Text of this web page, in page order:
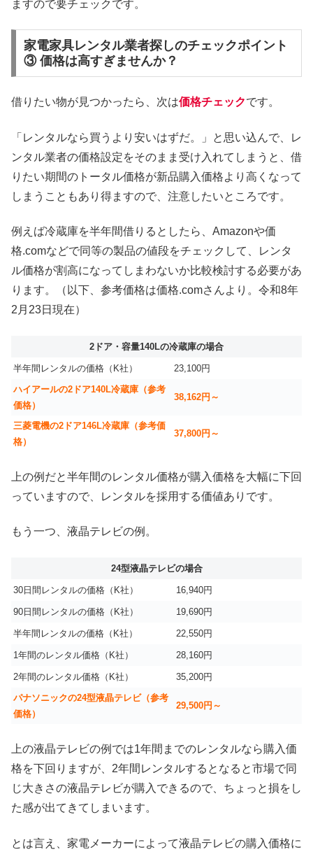
ますので要チェックです。
家電家具レンタル業者探しのチェックポイント
③ 価格は高すぎませんか？
借りたい物が見つかったら、次は価格チェックです。
「レンタルなら買うより安いはずだ。」と思い込んで、レ
ンタル業者の価格設定をそのまま受け入れてしまうと、借
りたい期間のトータル価格が新品購入価格より高くなって
しまうこともあり得ますので、注意したいところです。
例えば冷蔵庫を半年間借りるとしたら、Amazonや価
格.comなどで同等の製品の値段をチェックして、レンタ
ル価格が割高になってしまわないか比較検討する必要があ
ります。（以下、参考価格は価格.comさんより。令和8年
2月23日現在）
2ドア・容量140Lの冷蔵庫の場合
半年間レンタルの価格（K社）
23,100円
ハイアールの2ドア140L冷蔵庫（参考
価格）
38,162円～
三菱電機の2ドア146L冷蔵庫（参考価
格）
37,800円～
上の例だと半年間のレンタル価格が購入価格を大幅に下回
っていますので、レンタルを採用する価値ありです。
もう一つ、液晶テレビの例。
24型液晶テレビの場合
30日間レンタルの価格（K社） 16,940円
90日間レンタルの価格（K社） 19,690円
半年間レンタルの価格（K社） 22,550円
1年間のレンタル価格（K社） 28,160円
2年間のレンタル価格（K社）
35,200円
パナソニックの24型液晶テレビ（参考
価格）
29,500円～
上の液晶テレビの例では1年間までのレンタルなら購入価
格を下回りますが、2年間レンタルするとなると市場で同
じ大きさの液晶テレビが購入できるので、ちょっと損をし
た感が出てきてしまいます。
とは言え、家電メーカーによって液晶テレビの購入価格に